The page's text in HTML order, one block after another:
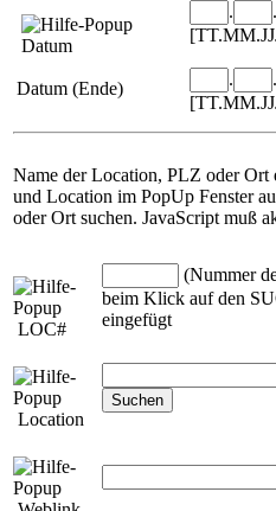
Datum
Datum (Ende)
.
.
.
.
Name der Location, PLZ oder
und Location im PopUp Fenster
oder Ort suchen. JavaScript muß
LOC#
(Nummer
beim Klick auf den
eingefügt
Location